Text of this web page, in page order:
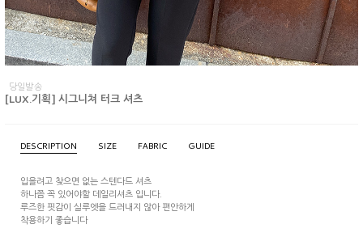
당일발송
[LUX.기획] 시그니쳐 터크 셔츠
DESCRIPTION SIZE FABRIC GUIDE
입을려고 찾으면 없는 스텐다드 셔츠
하나쯤 꼭 있어야할 데일리셔츠 입니다.
루즈한 핏감이 실루엣을 드러내지 않아 편안하게
착용하기 좋습니다